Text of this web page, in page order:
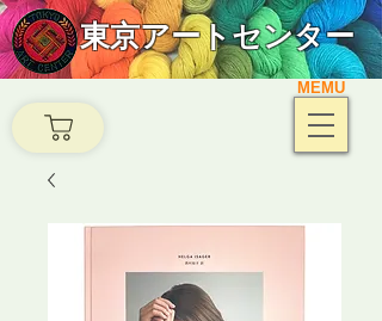
東京アートセンター
MEMU